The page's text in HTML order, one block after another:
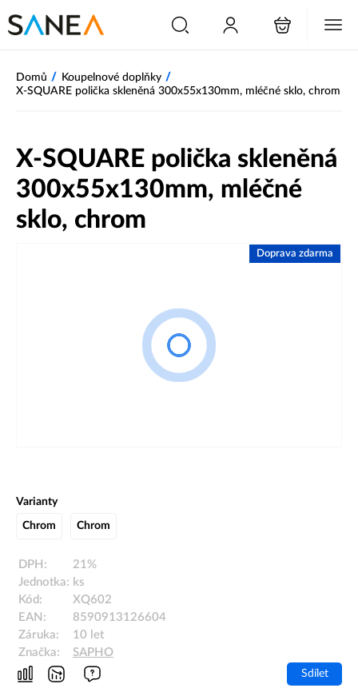
Domů / Koupelnové doplňky /
X-SQUARE polička skleněná 300x55x130mm, mléčné sklo, chrom
X-SQUARE polička skleněná
300x55x130mm, mléčné
sklo, chrom
Doprava zdarma
Varianty
Chrom Chrom
DPH:
21%
Jednotka: ks
Kód:
XQ602
EAN:
8590913126604
Záruka:
10 let
Značka:
SAPHO
Sdílet